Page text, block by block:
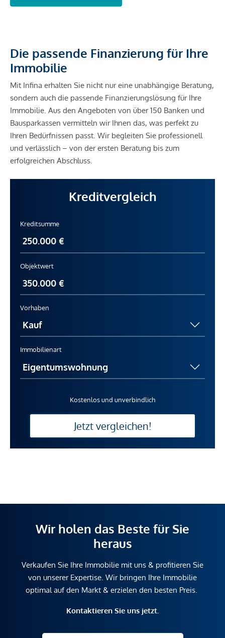
Die passende Finanzierung für Ihre
Immobilie
Mit Infina erhalten Sie nicht nur eine unabhängige Beratung,
sondern auch die passende Finanzierungslösung für Ihre
Immobilie. Aus den Angeboten von über 150 Banken und
Bausparkassen vermitteln wir Ihnen das, was perfekt zu
Ihren Bedürfnissen passt. Wir begleiten Sie professionell
und verlässlich – von der ersten Beratung bis zum
erfolgreichen Abschluss.
Kreditvergleich
Kreditsumme
Objektwert
Vorhaben
Immobilienart
Kostenlos und unverbindlich
Jetzt vergleichen!
Wir holen das Beste für Sie
heraus
Verkaufen Sie Ihre Immobilie mit uns & profitieren Sie
von unserer Expertise. Wir bringen Ihre Immobilie
optimal auf den Markt & erzielen den besten Preis.
Kontaktieren Sie uns jetzt.